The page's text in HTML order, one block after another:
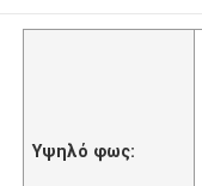
Υψηλό φως: